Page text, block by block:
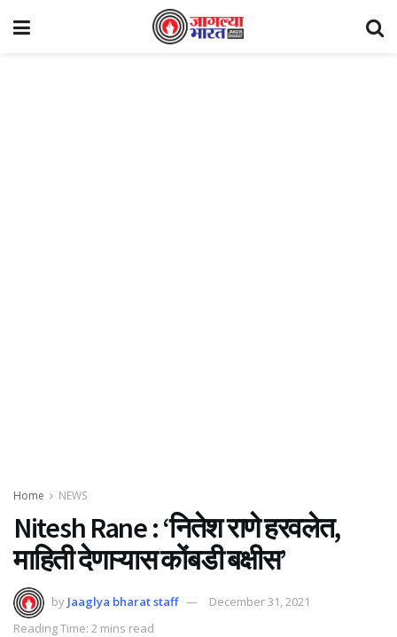
Home NEWS
Nitesh Rane : ‘नितेश राणे हरवलेत,
माहिती देणाऱ्यास कोंबडी बक्षीस’
by Jaaglya bharat staff
December 31, 2021
Reading Time: 2 mins read